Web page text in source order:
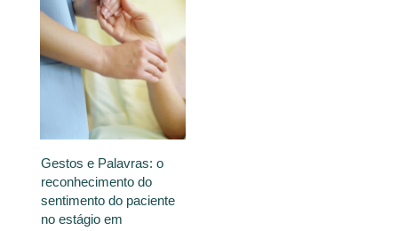
Gestos e Palavras: o
reconhecimento do
sentimento do paciente
no estágio em